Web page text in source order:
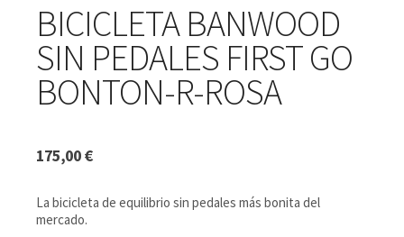
BICICLETA BANWOOD
SIN PEDALES FIRST GO
BONTON-R-ROSA
175,00€
La bicicleta de equilibrio sin pedales más bonita del
mercado.